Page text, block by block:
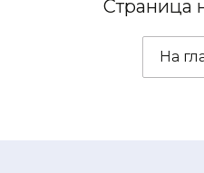
Страница
На